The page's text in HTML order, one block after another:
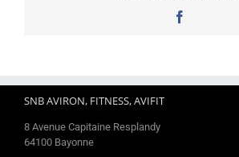
SNB AVIRON, FITNESS, AVIFIT
8 Avenue Capitaine Resplandy
64100 Bayonne